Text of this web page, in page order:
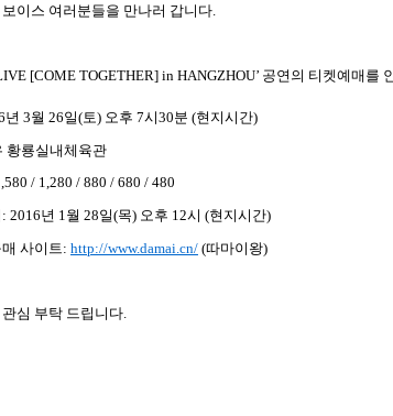
이스 여러분들을 만나러 갑니다
[COME TOGETHER] in HANGZHOU’ 공연의 티켓예매를
년 3월 26일(토) 오후 7시30분 (현지시간)
황룡실내체육관
/ 1,280 / 880 / 680 / 480
: 2016년 1 월 28일(목) 오후 12시 (현지시간)
사이트 : http://www.damai.cn/ (따마이왕)
심 부탁 드립니다